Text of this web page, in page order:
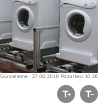
Güncelleme : 27.06.2016 Pazartesi 10:36